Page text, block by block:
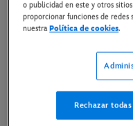
LINK AL
Madrid, 29 de julio
número 1 en cines
estrenado. Se trata
o publicidad en este y otros
proporcionar funciones de redes
nuestra Política de cookies.
Rechazar todas